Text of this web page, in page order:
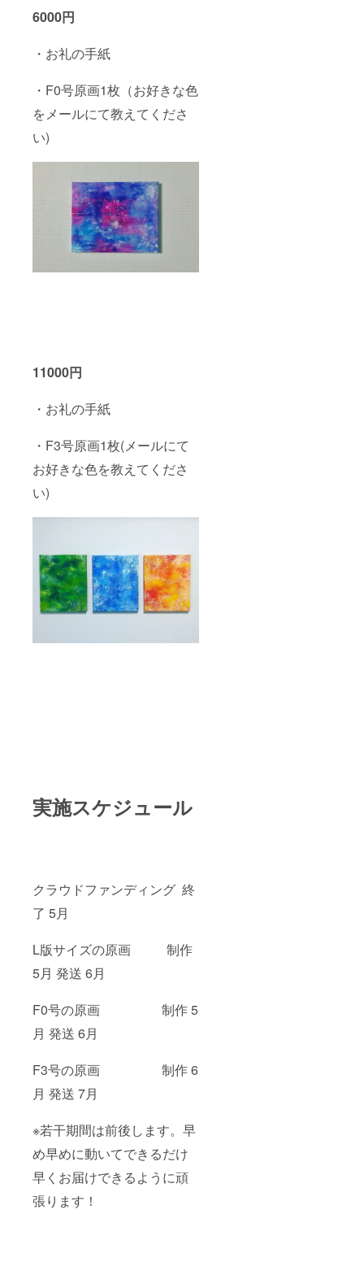
6000円
・お礼の手紙
・F0号原画1枚（お好きな色
をメールにて教えてくださ
い)
11000円
・お礼の手紙
・F3号原画1枚(メールにて
お好きな色を教えてくださ
い)
実施スケジュール
クラウドファンディング 終
了 5月
L版サイズの原画 制作
5月 発送 6月
F0号の原画 制作 5
月 発送 6月
F3号の原画 制作 6
月 発送 7月
※若干期間は前後します。早
め早めに動いてできるだけ
早くお届けできるように頑
張ります！